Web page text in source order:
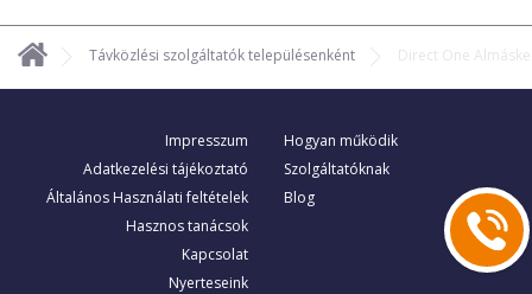
Távközlési szolgáltatók településenként Direct One
Impresszum
Adatkezelési tájékoztató
Általános Használati feltételek
Hasznos tanácsok
Kapcsolat
Nyerteseink
Hogyan működik
Szolgáltatóknak
Blog